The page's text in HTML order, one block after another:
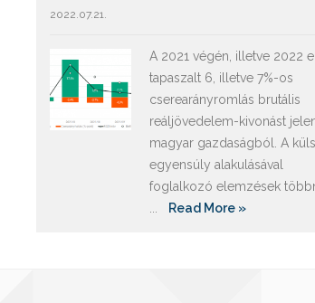
2022.07.21.
A 2021 végén, illetve 2022
tapaszalt 6, illetve 7%-os
cserearányromlás brutális
reáljövedelem-kivonást
magyar gazdaságból. A
egyensúly alakulásával
foglalkozó elemzések
Read More »